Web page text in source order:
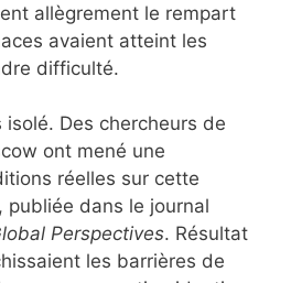
allègrement le rempart
avaient atteint les
difficulté.
isolé. Des chercheurs de
ont mené une
réelles sur cette
publiée dans le journal
Perspectives. Résultat
les barrières de